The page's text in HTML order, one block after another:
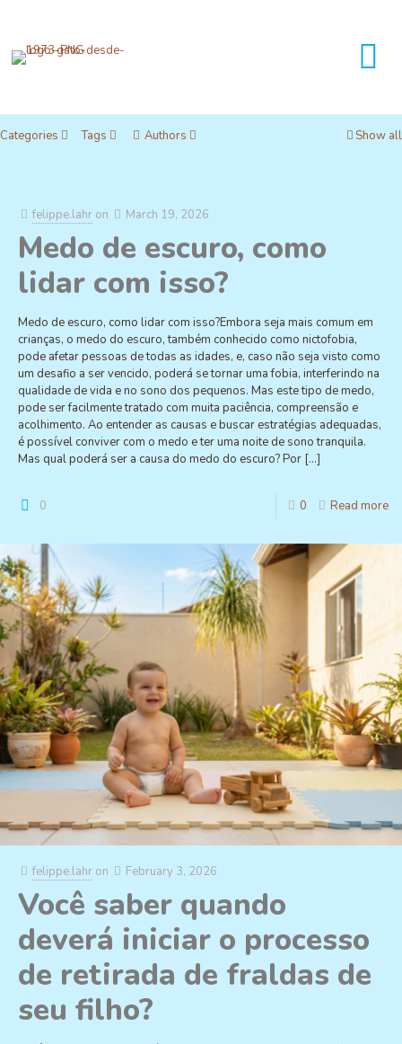
Categories Tags Authors Show all
felippe.lahr on March 19, 2026
Medo de escuro, como
lidar com isso?
Medo de escuro, como lidar com isso?Embora seja mais comum em
crianças, o medo do escuro, também conhecido como nictofobia,
pode afetar pessoas de todas as idades, e, caso não seja visto como
um desafio a ser vencido, poderá se tornar uma fobia, interferindo na
qualidade de vida e no sono dos pequenos. Mas este tipo de medo,
pode ser facilmente tratado com muita paciência, compreensão e
acolhimento. Ao entender as causas e buscar estratégias adequadas,
é possível conviver com o medo e ter uma noite de sono tranquila.
Mas qual poderá ser a causa do medo do escuro? Por […]
0 0 Read more
felippe.lahr on February 3, 2026
Você saber quando
deverá iniciar o processo
de retirada de fraldas de
seu filho?